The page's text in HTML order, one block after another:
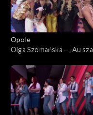
prywatkę”
Opole
Olga Szomańska – „Au
„Zróbmy więc prywatkę”